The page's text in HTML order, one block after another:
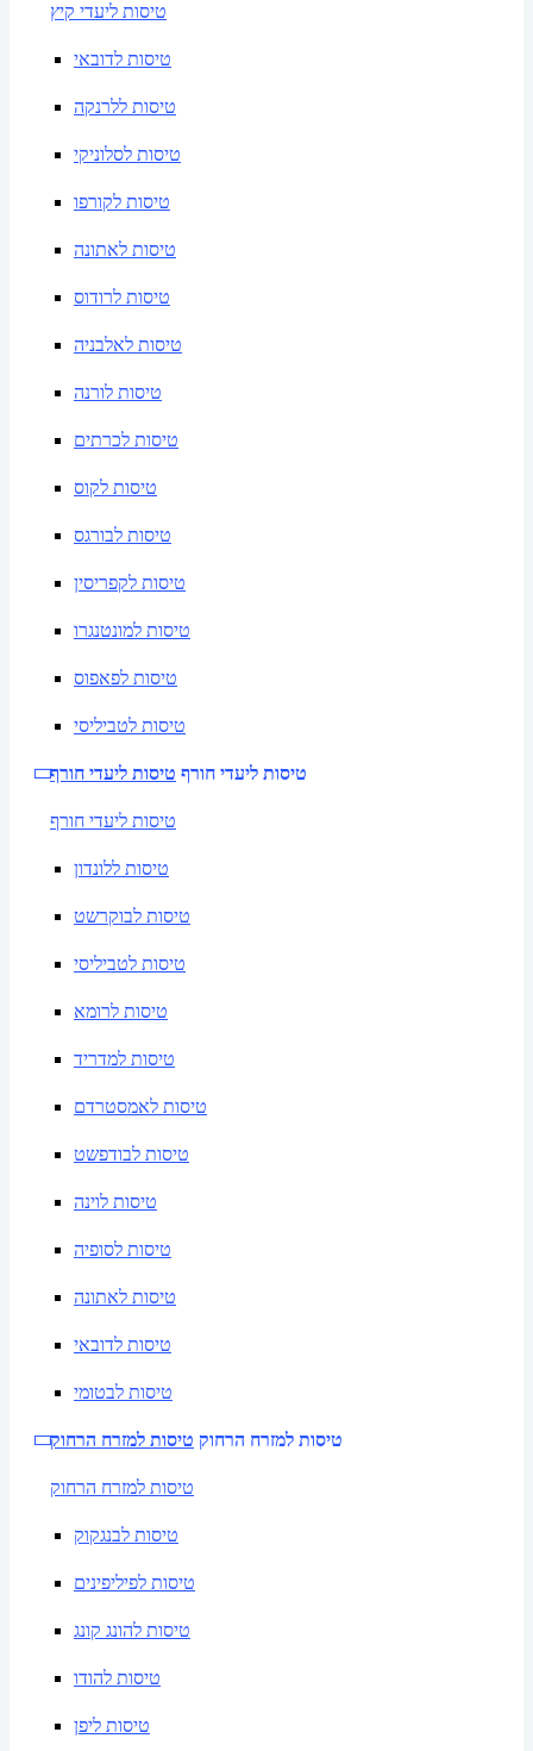
טיסות ליעדי קיץ
טיסות לדובאי
טיסות ללרנקה
טיסות לסלוניקי
טיסות לקורפו
טיסות לאתונה
טיסות לרודוס
טיסות לאלבניה
טיסות לורנה
טיסות לכרתים
טיסות לקוס
טיסות לבורגס
טיסות לקפריסין
טיסות למונטנגרו
טיסות לפאפוס
טיסות לטביליסי
טיסות ליעדי חורף טיסות ליעדי חורף
טיסות ליעדי חורף
טיסות ללונדון
טיסות לבוקרשט
טיסות לטביליסי
טיסות לרומא
טיסות למדריד
טיסות לאמסטרדם
טיסות לבודפשט
טיסות לוינה
טיסות לסופיה
טיסות לאתונה
טיסות לדובאי
טיסות לבטומי
טיסות למזרח הרחוק טיסות למזרח הרחוק
טיסות למזרח הרחוק
טיסות לבנגקוק
טיסות לפיליפינים
טיסות להונג קונג
טיסות להודו
טיסות ליפן